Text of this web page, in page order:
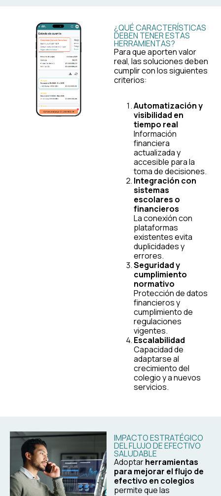
¿QUÉ CARACTERÍSTICAS
DEBEN TENER ESTAS
HERRAMIENTAS?
Para que aporten valor
real, las soluciones deben
cumplir con los siguientes
criterios:
Automatización y
visibilidad en
tiempo real
Información
financiera
actualizada y
accesible para la
toma de decisiones.
Integración con
sistemas
escolares o
financieros
La conexión con
plataformas
existentes evita
duplicidades y
errores.
Seguridad y
cumplimiento
normativo
Protección de datos
financieros y
cumplimiento de
regulaciones
vigentes.
Escalabilidad
Capacidad de
adaptarse al
crecimiento del
colegio y a nuevos
servicios.
IMPACTO ESTRATÉGICO
DEL FLUJO DE EFECTIVO
SALUDABLE
Adoptarherramientas
para mejorar el flujo de
efectivo en colegios
permite que las